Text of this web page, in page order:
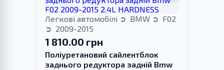
Легкові автомобілі BMW
F02
2009-2015
1 810.00 грн
Поліуретановий сайлентблок
заднього редуктора задній Bmw